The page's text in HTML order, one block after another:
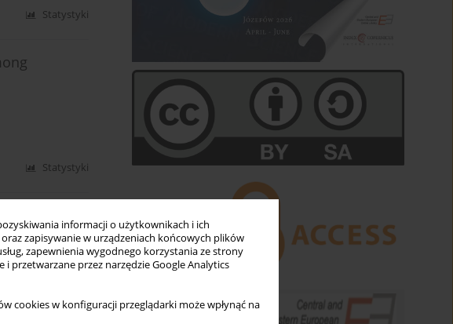
informacji o użytkownikach i ich
zapisywanie w urządzeniach końcowych plików
zapewnienia wygodnego korzystania ze strony
i przetwarzane przez narzędzie Google Analytics
cookies w konfiguracji przeglądarki może wpłynąć na
Statystyki
Statystyki